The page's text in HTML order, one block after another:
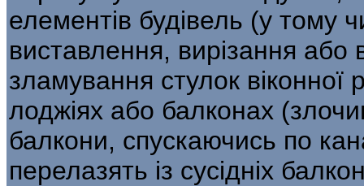
елементів будівель (у тому
вистав­лення, вирізання або
зламування стулок
лоджіях або балконах
балкони, спускаючись по
перелазять із сусідніх